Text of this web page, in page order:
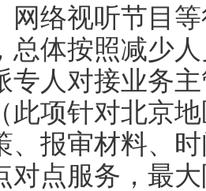
络视听节目等
总体按照减少
专人对接业务
此项针对北京
、报审材料、
对点服务，最